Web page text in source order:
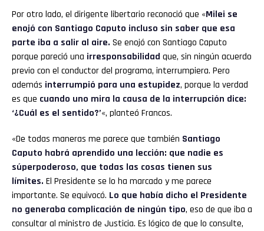
Por otro lado, el dirigente libertario reconoció que «Milei se
enojó con Santiago Caputo incluso sin saber que esa
parte iba a salir al aire. Se enojó con Santiago Caputo
porque pareció una irresponsabilidad que, sin ningún acuerdo
previo con el conductor del programa, interrumpiera. Pero
además interrumpió para una estupidez, porque la verdad
es que cuando uno mira la causa de la interrupción dice:
‘¿Cuál es el sentido?’«, planteó Francos.
«De todas maneras me parece que también Santiago
Caputo habrá aprendido una lección: que nadie es
súperpoderoso, que todas las cosas tienen sus
límites. El Presidente se lo ha marcado y me parece
importante. Se equivocó. Lo que había dicho el Presidente
no generaba complicación de ningún tipo, eso de que iba a
consultar al ministro de Justicia. Es lógico de que lo consulte,